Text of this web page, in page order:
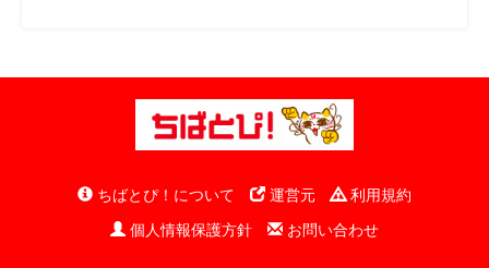
ちばとぴ！について 運営元
利用規約
個人情報保護方針
お問い合わせ